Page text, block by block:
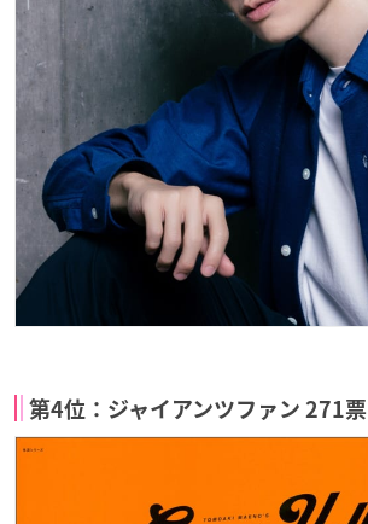
第4位：ジャイアンツファン 271票